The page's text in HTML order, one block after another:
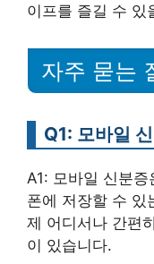
이프를 즐길 수 있
자주 묻는
Q1: 모바일
A1: 모바일 신분
폰에 저장할 수 있
제 어디서나 간편
이 있습니다.